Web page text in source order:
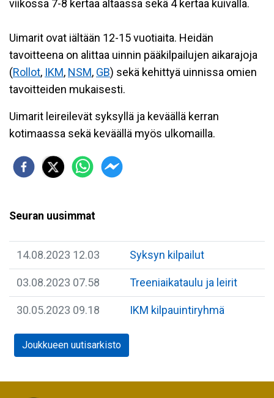
viikossa 7-8 kertaa altaassa sekä 4 kertaa kuivalla.
Uimarit ovat iältään 12-15 vuotiaita. Heidän
tavoitteena on alittaa uinnin pääkilpailujen aikarajoja
(Rollot, IKM, NSM, GB) sekä kehittyä uinnissa omien
tavoitteiden mukaisesti.
Uimarit leireilevät syksyllä ja keväällä kerran
kotimaassa sekä keväällä myös ulkomailla.
Seuran uusimmat
14.08.2023 12.03 Syksyn kilpailut
03.08.2023 07.58 Treeniaikataulu ja leirit
30.05.2023 09.18 IKM kilpauintiryhmä
Joukkueen uutisarkisto